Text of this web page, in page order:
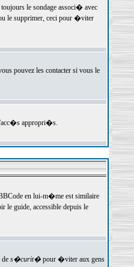
le sondage associ� avec
le supprimer, ceci pour �viter
pouvez les contacter si vous le
appropri�s.
en lui-m�me est similaire
guide, accessible depuis le
s�curit�pour �viter aux gens